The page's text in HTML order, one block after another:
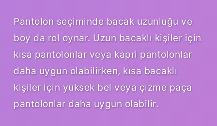
Pantolon seçiminde bacak uzunluğu ve
boy da rol oynar. Uzun bacaklı kişiler için
kısa pantolonlar veya kapri pantolonlar
daha uygun olabilirken, kısa bacaklı
kişiler için yüksek bel veya çizme paça
pantolonlar daha uygun olabilir.